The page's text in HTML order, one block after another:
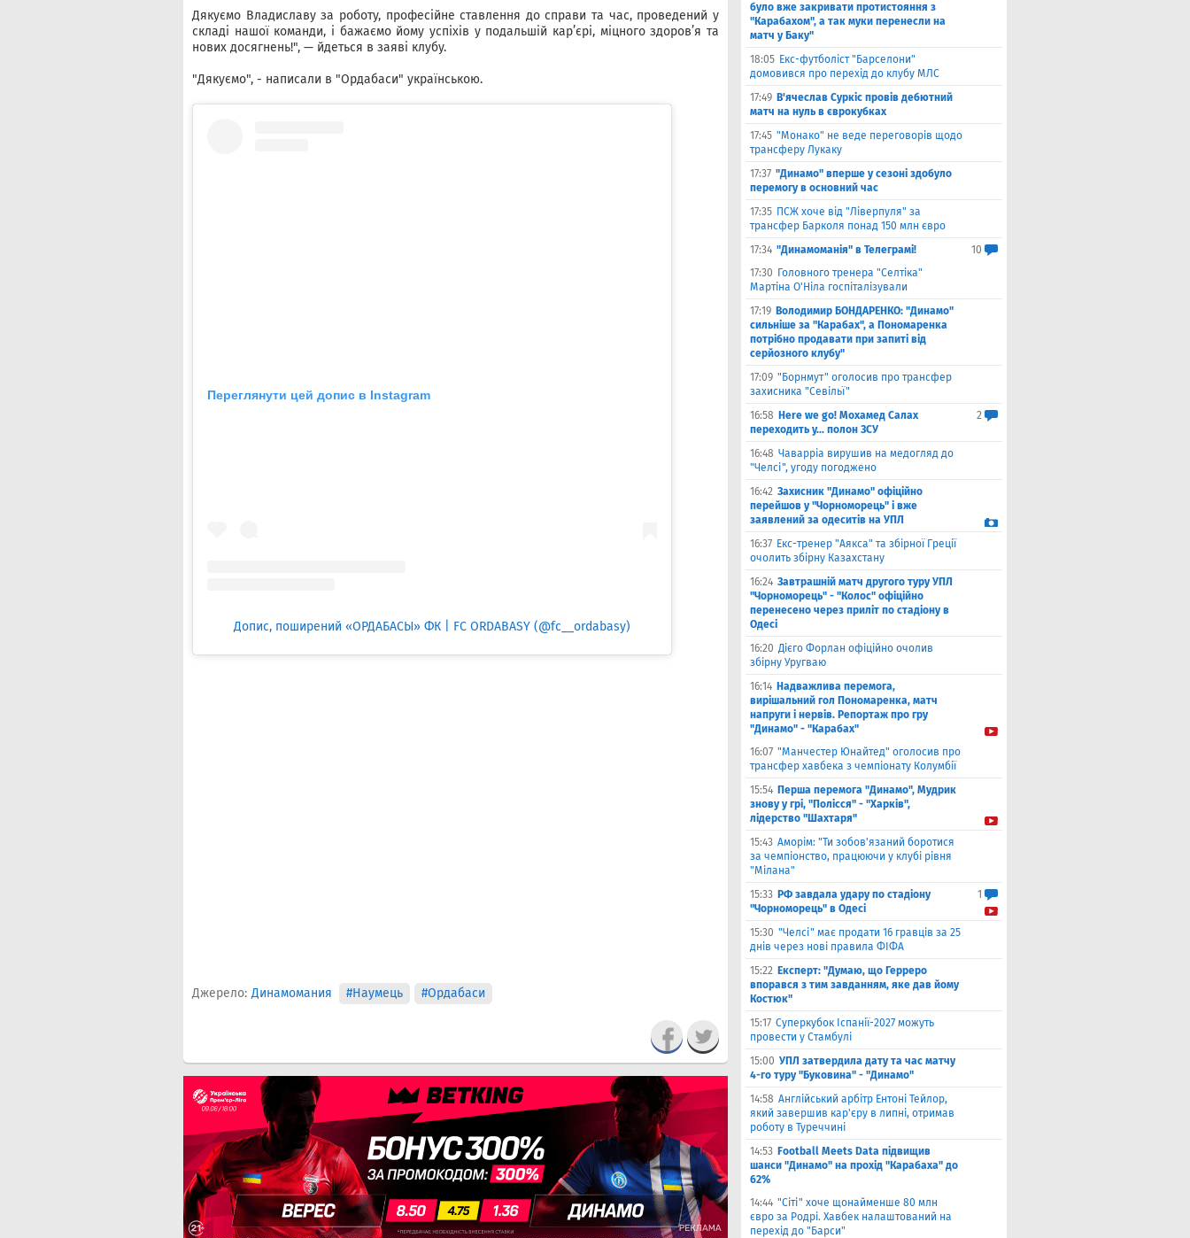
Дякуємо Владиславу за роботу, професійне ставлення до справи та час, проведений у
складі нашої команди, і бажаємо йому успіхів у подальшій кар’єрі, міцного здоров’я та
нових досягнень!", — йдеться в заяві клубу.
"Дякуємо", - написали в "Ордабаси" українською.
Переглянути цей допис в Instagram
Допис, поширений «ОРДАБАСЫ» ФК | FC ORDABASY (@fc__ordabasy)
Джерело: Динамомания #Наумець #Ордабаси
було вже закривати протистояння з
"Карабахом", а так муки перенесли на
матч у Баку"
18:05 Екс-футболіст "Барселони"
домовився про перехід до клубу МЛС
17:49 В'ячеслав Суркіс провів дебютний
матч на нуль в єврокубках
17:45 "Монако" не веде переговорів щодо
трансферу Лукаку
17:37 "Динамо" вперше у сезоні здобуло
перемогу в основний час
17:35 ПСЖ хоче від "Ліверпуля" за
трансфер Барколя понад 150 млн євро
17:34 "Динамоманія" в Телеграмі!
10
17:30 Головного тренера "Селтіка"
Мартіна О'Ніла госпіталізували
17:19 Володимир БОНДАРЕНКО: "Динамо"
сильніше за "Карабах", а Пономаренка
потрібно продавати при запиті від
серйозного клубу"
17:09 "Борнмут" оголосив про трансфер
захисника "Севільї"
16:58 Here we go! Мохамед Салах
переходить у... полон ЗСУ
2
16:48 Чаварріа вирушив на медогляд до
"Челсі", угоду погоджено
16:42 Захисник "Динамо" офіційно
перейшов у "Чорноморець" і вже
заявлений за одеситів на УПЛ
16:37 Екс-тренер "Аякса" та збірної Греції
очолить збірну Казахстану
16:24 Завтрашній матч другого туру УПЛ
"Чорноморець" - "Колос" офіційно
перенесено через приліт по стадіону в
Одесі
16:20 Дієго Форлан офіційно очолив
збірну Уругваю
16:14 Надважлива перемога,
вирішальний гол Пономаренка, матч
напруги і нервів. Репортаж про гру
"Динамо" - "Карабах"
16:07 "Манчестер Юнайтед" оголосив про
трансфер хавбека з чемпіонату Колумбії
15:54 Перша перемога "Динамо", Мудрик
знову у грі, "Полісся" - "Харків",
лідерство "Шахтаря"
15:43 Аморім: "Ти зобов'язаний боротися
за чемпіонство, працюючи у клубі рівня
"Мілана"
15:33 РФ завдала удару по стадіону
"Чорноморець" в Одесі
1
15:30 "Челсі" має продати 16 гравців за 25
днів через нові правила ФІФА
15:22 Експерт: "Думаю, що Герреро
впорався з тим завданням, яке дав йому
Костюк"
15:17 Суперкубок Іспанії-2027 можуть
провести у Стамбулі
15:00 УПЛ затвердила дату та час матчу
4-го туру "Буковина" - "Динамо"
14:58 Англійський арбітр Ентоні Тейлор,
який завершив кар'єру в липні, отримав
роботу в Туреччині
14:53 Football Meets Data підвищив
шанси "Динамо" на прохід "Карабаха" до
62%
14:44 "Сіті" хоче щонайменше 80 млн
євро за Родрі. Хавбек налаштований на
перехід до "Барси"